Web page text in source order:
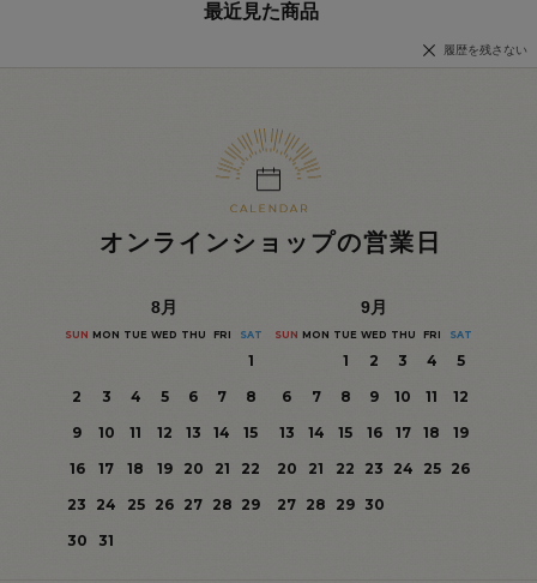
最近見た商品
履歴を残さない
オンラインショップの営業日
8月
SUN MON TUE WED THU FRI SAT
1
2
3 4 5 6 7
8
9
10 11 12 13 14
15
16
17 18 19 20 21
22
23
24 25 26 27 28 29
30
31
9月
SUN MON TUE WED THU FRI SAT
1 2 3 4
5
6
7 8 9 10 11
12
13
14 15 16 17 18
19
20
21 22 23 24 25
26
27 28 29 30